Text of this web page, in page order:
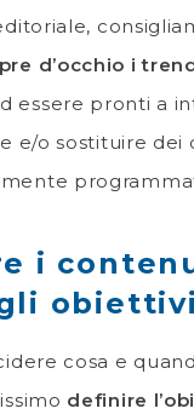
d’occhio i
essere pronti a
e/o sostituire dei
i
obiettivi
cosa e
definire